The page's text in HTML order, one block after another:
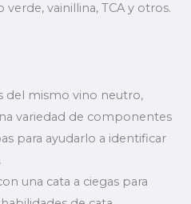
vainillina, TCA y otros.
del mismo vino neutro,
variedad de componentes
para ayudarlo a identificar
una cata a ciegas para